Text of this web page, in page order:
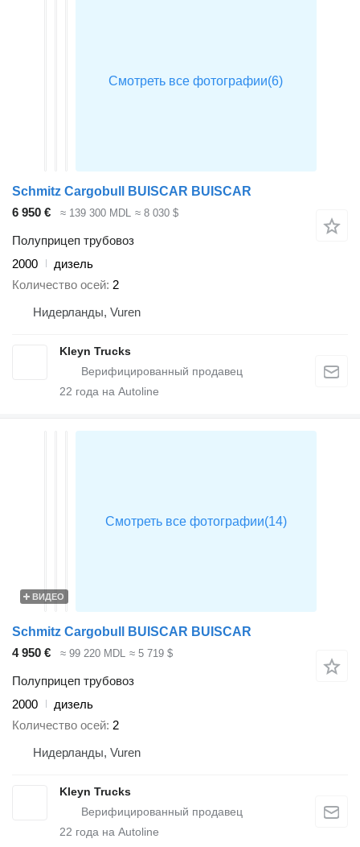
Schmitz Cargobull BUISCAR BUISCAR
6 950 €
≈ 139 300 MDL ≈ 8 030 $
Полуприцеп трубовоз
2000
дизель
Количество осей 2
Нидерланды, Vuren
Kleyn Trucks
22 года на Autoline
ВИДЕО
Schmitz Cargobull BUISCAR BUISCAR
4 950 €
≈ 99 220 MDL ≈ 5 719 $
Полуприцеп трубовоз
2000
дизель
Количество осей 2
Нидерланды, Vuren
Kleyn Trucks
22 года на Autoline